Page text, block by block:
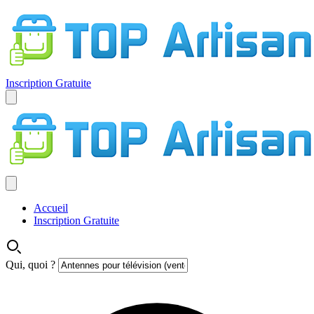
Inscription Gratuite
Accueil
Inscription Gratuite
Qui, quoi ?